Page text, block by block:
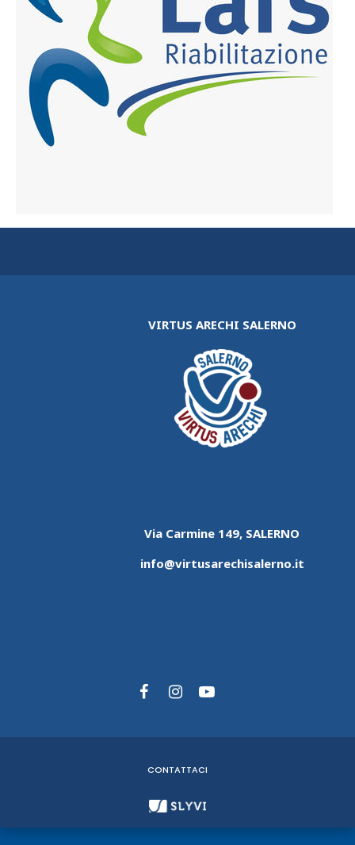
VIRTUS ARECHI SALERNO
Via Carmine 149, SALERNO
info@virtusarechisalerno.it
CONTATTACI